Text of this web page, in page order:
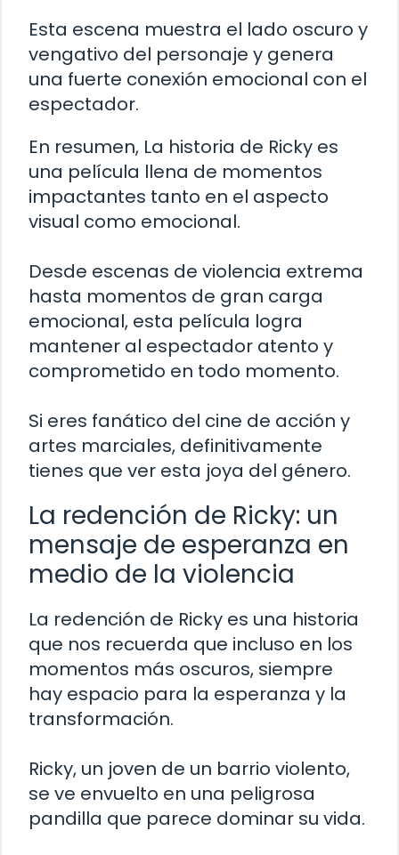
Esta escena muestra el lado oscuro y
vengativo del personaje y genera
una fuerte conexión emocional con el
espectador.
En resumen, La historia de Ricky es
una película llena de momentos
impactantes tanto en el aspecto
visual como emocional.
Desde escenas de violencia extrema
hasta momentos de gran carga
emocional, esta película logra
mantener al espectador atento y
comprometido en todo momento.
Si eres fanático del cine de acción y
artes marciales, definitivamente
tienes que ver esta joya del género.
La redención de Ricky: un
mensaje de esperanza en
medio de la violencia
La redención de Ricky es una historia
que nos recuerda que incluso en los
momentos más oscuros, siempre
hay espacio para la esperanza y la
transformación.
Ricky, un joven de un barrio violento,
se ve envuelto en una peligrosa
pandilla que parece dominar su vida.